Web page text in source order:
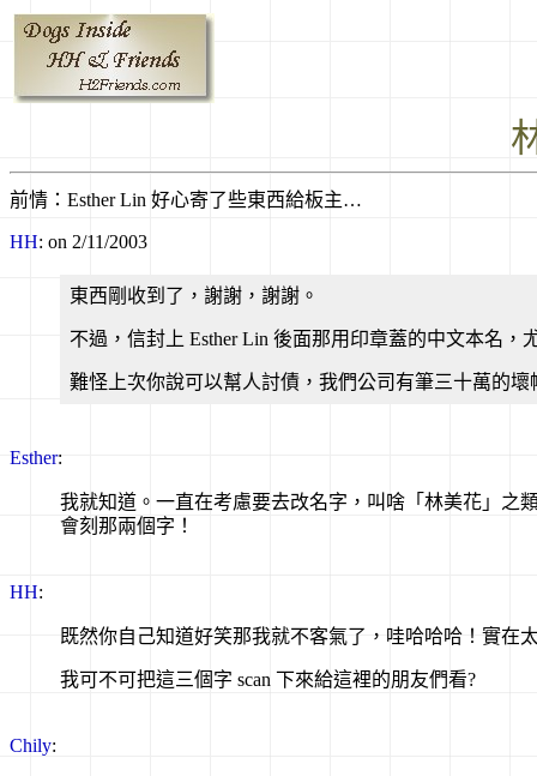
前情：Esther Lin 好心寄了些東西給板主…
HH: on 2/11/2003
東西剛收到了，謝謝，謝謝。
不過，信封上 Esther Lin 後面那用印章蓋的中文本名
難怪上次你說可以幫人討債，我們公司有筆三十萬的
Esther:
我就知道。一直在考慮要去改名字，叫啥「林美花」之
會刻那兩個字！
HH:
既然你自己知道好笑那我就不客氣了，哇哈哈哈！實在
我可不可把這三個字 scan 下來給這裡的朋友們看?
Chily: